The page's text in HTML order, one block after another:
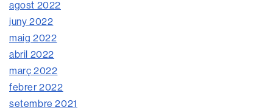
agost 2022
juny 2022
maig 2022
abril 2022
març 2022
febrer 2022
setembre 2021